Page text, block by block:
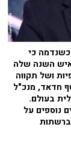
כי
השנה שלה
ושל תקווה
חדאד, מנכ"ל
בעולם.
נוספים על